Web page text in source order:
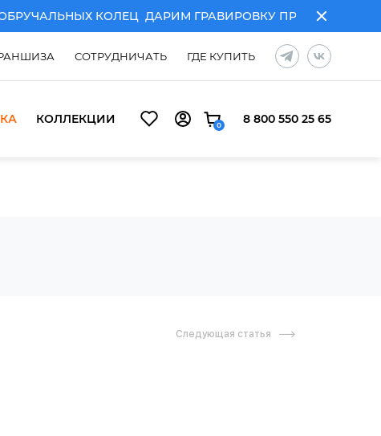
ДАРИМ ГРАВИРОВКУ ПРИ ПОКУПКЕ
КОЛЕЦ
СОТРУДНИЧАТЬ ГДЕ КУПИТЬ
КОЛЛЕКЦИИ 0 8 800 550 25 65
Следующая статья